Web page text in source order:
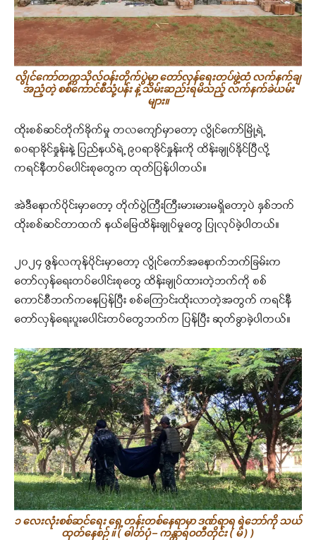
လွိုင်ကော်တက္ကသိုလ်ဝန်းတိုက်ပွဲမှာ တော်လှန်ရေးတပ်ဖွဲ့ထံ လက်နက်ချ
အညံ့တဲ့ စစ်ကောင်စီသုံ့ပန်း နဲ့ သိမ်းဆည်းရမိသည့် လက်နက်ခဲယမ်း
များ။
ထိုးစစ်ဆင်တိုက်ခိုက်မှု တလကျော်မှာတော့ လွိုင်ကော်မြို့ရဲ့
၈၀ရာခိုင်နှုန်းနဲ့ ပြည်နယ်ရဲ့ ၉၀ရာခိုင်နှုန်းကို ထိန်းချုပ်နိုင်ပြီလို့
ကရင်နီတပ်ပေါင်းစုတွေက ထုတ်ပြန်ပါတယ်။
အဲဒီနောက်ပိုင်းမှာတော့ တိုက်ပွဲကြီးကြီးမားမားမရှိတော့ပဲ နှစ်ဘက်
ထိုးစစ်ဆင်တာထက် နယ်မြေထိန်းချုပ်မှုတွေ ပြုလုပ်ခဲ့ပါတယ်။
၂၀၂၄ ဇွန်လကုန်ပိုင်းမှာတော့ လွိုင်ကော်အနောက်ဘက်ခြမ်းက
တော်လှန်ရေးတပ်ပေါင်းစုတွေ ထိန်းချုပ်ထားတဲ့ဘက်ကို စစ်
ကောင်စီဘက်ကနေပြန်ပြီး စစ်ကြောင်းထိုးလာတဲ့အတွက် ကရင်နီ
တော်လှန်ရေးပူးပေါင်းတပ်တွေဘက်က ပြန်ပြီး ဆုတ်ခွာခဲ့ပါတယ်။
၁ လေးလုံးစစ်ဆင်ရေး ရှေ့တန်းတစ်နေရာမှာ ဒဏ်ရာရ ရဲဘော်ကို သယ်
ထုတ်နေစဉ် ။ ( ဓါတ်ပုံ – ကန္တာရဝတီတိုင်း ( မ် ) )